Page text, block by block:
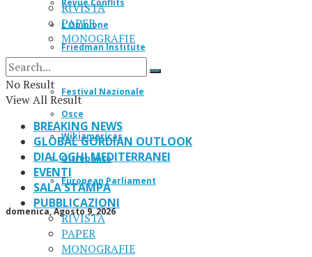
Revue Conflits
L’Opinione
Friedman Institute
Festival Nazionale
Osce
Wikiamericas
Oltrepanto
European Parliament
domenica, Agosto 9, 2026
RIVISTA
PAPER
MONOGRAFIE
No Result
View All Result
BREAKING NEWS
GLOBAL GORDIAN OUTLOOK
DIALOGHI MEDITERRANEI
EVENTI
SALA STAMPA
PUBBLICAZIONI
RIVISTA
PAPER
MONOGRAFIE